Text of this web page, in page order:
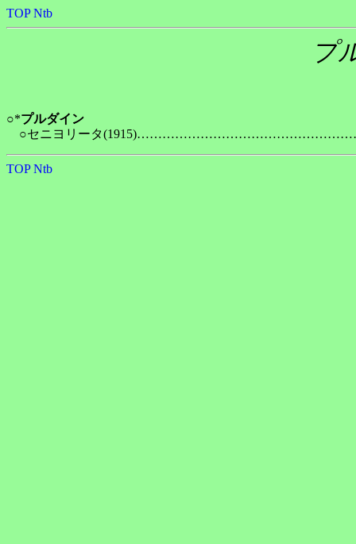
TOP Ntb
プ
○*プルダイン
TOP Ntb